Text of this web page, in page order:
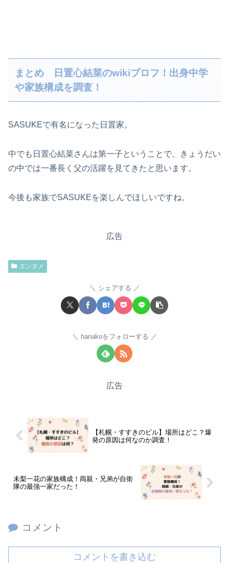
まとめ 日置心結菜のwikiプロフ！出身中学
や家族構成を調査！
SASUKEで有名になった日置家。
中でも日置心結菜さんは第一子ということで、きょうだい
の中では一番長く父の活躍を見てきたと思います。
今後も家族でSASUKEを楽しんでほしいですね。
広告
エンタメ
シェアする
hanakoをフォローする
広告
【札幌・すすきのビル】場所はどこ？爆
発の原因は何なのか調査！
未梨一花の家族構成！両親・兄弟が自衛
隊の最強一家だった！
コメント
コメントを書き込む